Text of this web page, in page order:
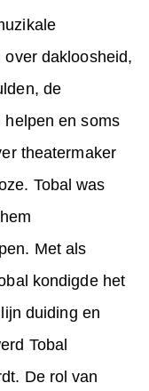
dakloosheid,
de
helpen en soms
theatermaker
Tobal was
Met als
kondigde het
duiding en
Tobal
De rol van